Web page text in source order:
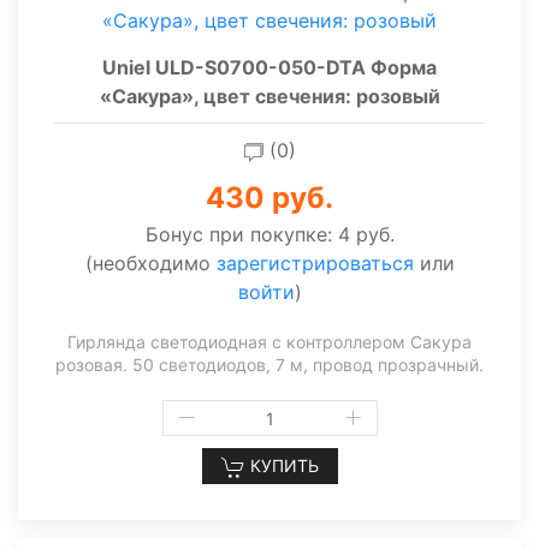
Uniel ULD-S0700-050-DTA Форма
«Сакура», цвет свечения: розовый
(0)
430 руб.
Бонус при покупке: 4 руб.
(необходимо зарегистрироваться или
войти)
Гирлянда светодиодная с контроллером Сакура
розовая. 50 светодиодов, 7 м, провод прозрачный.
КУПИТЬ